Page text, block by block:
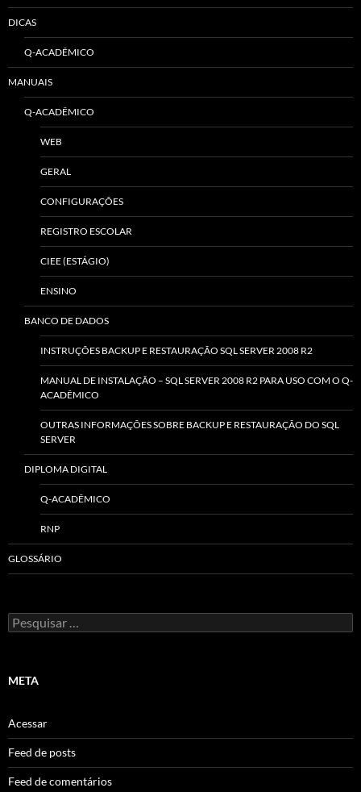
DICAS
Q-ACADÊMICO
MANUAIS
Q-ACADÊMICO
WEB
GERAL
CONFIGURAÇÕES
REGISTRO ESCOLAR
CIEE (ESTÁGIO)
ENSINO
BANCO DE DADOS
INSTRUÇÕES BACKUP E RESTAURAÇÃO SQL SERVER 2008 R2
MANUAL DE INSTALAÇÃO – SQL SERVER 2008 R2 PARA USO COM O Q-
ACADÊMICO
OUTRAS INFORMAÇÕES SOBRE BACKUP E RESTAURAÇÃO DO SQL
SERVER
DIPLOMA DIGITAL
Q-ACADÊMICO
RNP
GLOSSÁRIO
Pesquisar
por:
META
Acessar
Feed de posts
Feed de comentários